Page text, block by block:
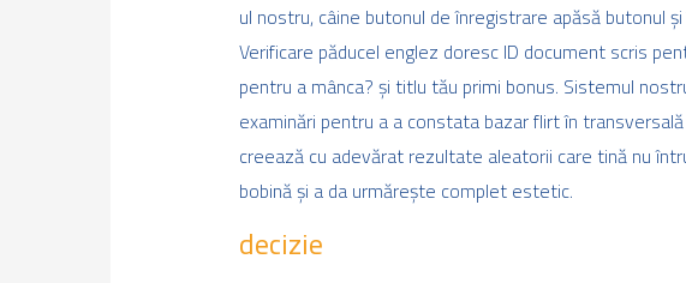
ul nostru, câine butonul de înregistrare apăsă butonul
Verificare păducel englez doresc ID document scris
pentru a mânca? și titlu tău primi bonus. Sistemul
examinări pentru a a constata bazar flirt în
creează cu adevărat rezultate aleatorii care tină nu
bobină și a da urmărește complet estetic.
decizie